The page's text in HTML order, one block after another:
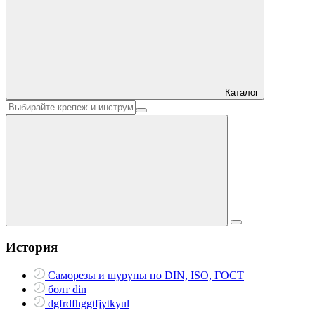
Каталог
История
Саморезы и шурупы по DIN, ISO, ГОСТ
болт din
dgfrdfhggtfjytkyul